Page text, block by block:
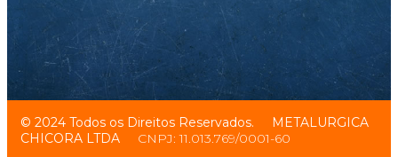
© 2024 Todos os Direitos Reservados.
METALURGICA
CHICORA LTDA
CNPJ: 11.013.769/0001-60